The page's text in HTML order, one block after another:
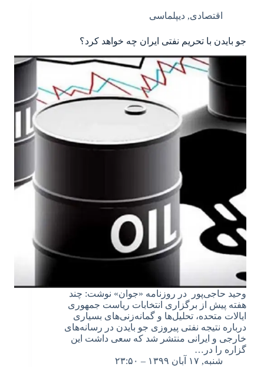
اقتصادی, دیپلماسی
جو بایدن با تحریم نفتی ایران چه خواهد کرد؟
وحید حاجی‌پور در روزنامه «جوان» نوشت: چند
هفته پیش از برگزاری انتخابات ریاست جمهوری
ایالات متحده، تحلیل‌ها و گمانه‌زنی‌های بسیاری
درباره نتیجه نفتی پیروزی جو بایدن در رسانه‌های
خارجی و ایرانی منتشر شد که سعی داشت این
گزاره را در…
شنبه, ۱۷ آبان ۱۳۹۹ – ۲۳:۵۰